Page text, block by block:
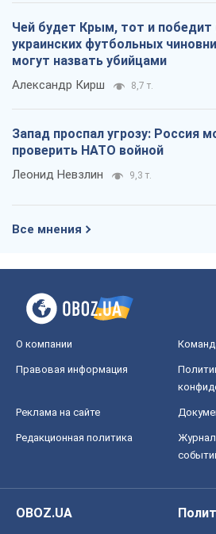
Чей будет Крым, тот и победит
украинских футбольных
могут назвать убийцами
Александр Кирш 8,7 т.
Запад проспал угрозу: Россия
проверить НАТО войной
Леонид Невзлин 9,3 т.
Все мнения
О компании
Правовая информация
Реклама на сайте
Редакционная политика
OBOZ.UA